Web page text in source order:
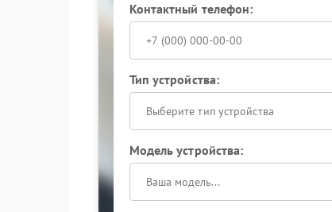
Контактный телефон:
Тип устройства:
Выберите тип устройства
Модель устройства: